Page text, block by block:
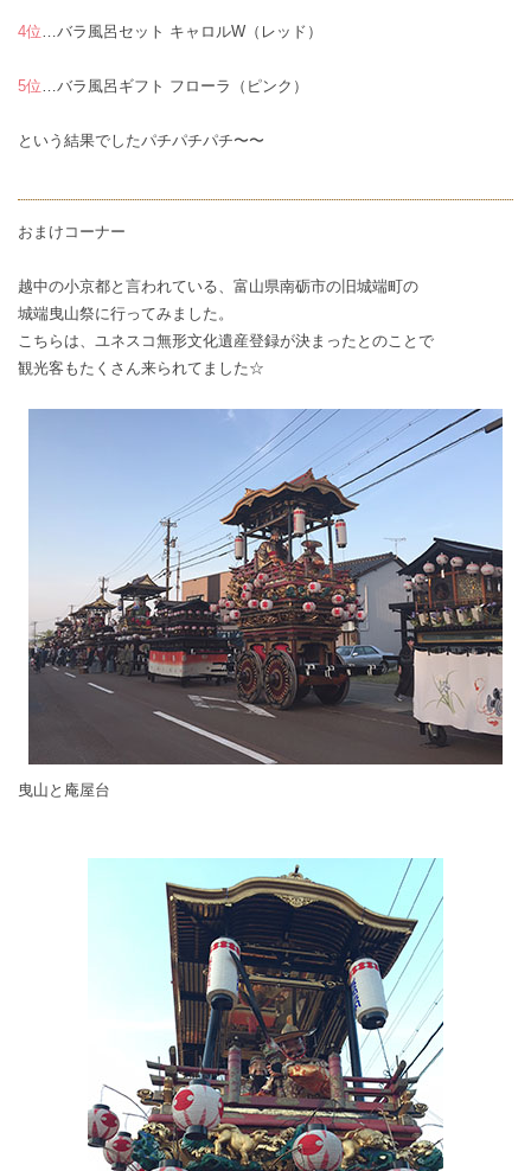
4位…バラ風呂セット キャロルW（レッド）
5位…バラ風呂ギフト フローラ（ピンク）
という結果でしたパチパチパチ〜〜
おまけコーナー
越中の小京都と言われている、富山県南砺市の旧城端町の
城端曳山祭に行ってみました。
こちらは、ユネスコ無形文化遺産登録が決まったとのことで
観光客もたくさん来られてました☆
曳山と庵屋台